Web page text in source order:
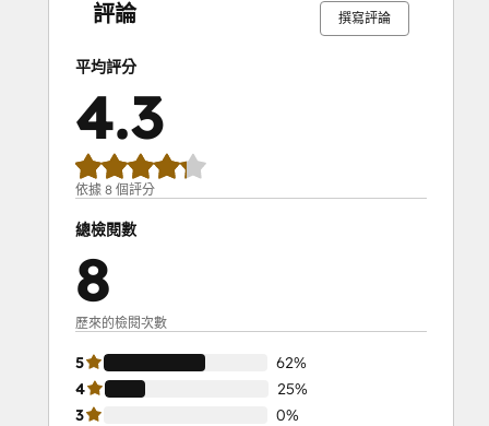
評論 撰寫評論
平均評分
4.3
依據 8 個評分
總檢閱數
8
歷來的檢閱次數
5
62%
4
25%
3
0%